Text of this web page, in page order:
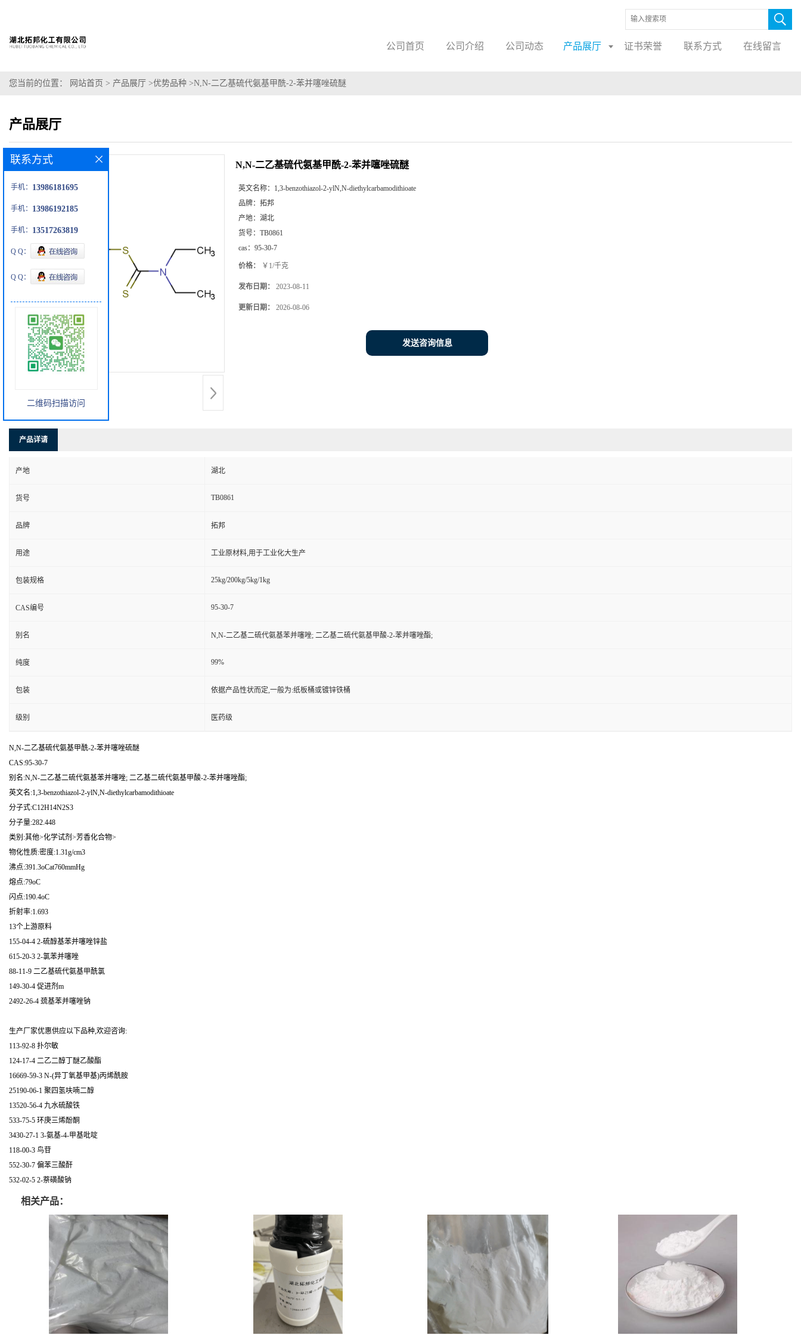
公司首页 公司介绍 公司动态 产品展厅 证书荣誉 联系方式 在线留言
您当前的位置： 网站首页 > 产品展厅 >优势品种 >N,N-二乙基硫代氨基甲酰-2-苯并噻唑硫醚
产品展厅
N,N-二乙基硫代氨基甲酰-2-苯并噻唑硫醚
英文名称： 1,3-benzothiazol-2-ylN,N-diethylcarbamodithioate
品牌： 拓邦
产地： 湖北
货号： TB0861
cas： 95-30-7
价格： ￥1/千克
发布日期： 2023-08-11
更新日期： 2026-08-06
发送咨询信息
产品详请
产地 湖北
货号 TB0861
品牌 拓邦
用途 工业原材料,用于工业化大生产
包装规格 25kg/200kg/5kg/1kg
CAS编号 95-30-7
别名 N,N-二乙基二硫代氨基苯并噻唑; 二乙基二硫代氨基甲酸-2-苯并噻唑酯;
纯度 99%
包装 依据产品性状而定,一般为:纸板桶或镀锌铁桶
级别 医药级
N,N-二乙基硫代氨基甲酰-2-苯并噻唑硫醚
CAS:95-30-7
别名:N,N-二乙基二硫代氨基苯并噻唑; 二乙基二硫代氨基甲酸-2-苯并噻唑酯;
英文名:1,3-benzothiazol-2-ylN,N-diethylcarbamodithioate
分子式:C12H14N2S3
分子量:282.448
类别:其他>化学试剂>芳香化合物>
物化性质:密度:1.31g/cm3
沸点:391.3oCat760mmHg
熔点:79oC
闪点:190.4oC
折射率:1.693
13个上游原料
155-04-4 2-硫醇基苯并噻唑锌盐
615-20-3 2-氯苯并噻唑
88-11-9 二乙基硫代氨基甲酰氯
149-30-4 促进剂m
2492-26-4 巯基苯并噻唑钠
生产厂家优惠供应以下品种,欢迎咨询:
113-92-8 扑尔敏
124-17-4 二乙二醇丁醚乙酸酯
16669-59-3 N-(异丁氧基甲基)丙烯酰胺
25190-06-1 聚四氢呋喃二醇
13520-56-4 九水硫酸铁
533-75-5 环庚三烯酚酮
3430-27-1 3-氨基-4-甲基吡啶
118-00-3 鸟苷
552-30-7 偏苯三酸酐
532-02-5 2-萘磺酸钠
相关产品：
联系方式
手机： 13986181695
手机： 13986192185
手机： 13517263819
Q Q：
Q Q：
二维码扫描访问